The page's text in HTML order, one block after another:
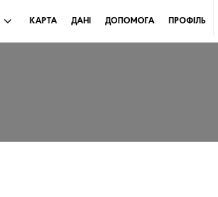
КАРТА ДАНІ ДОПОМОГА ПРОФІЛЬ